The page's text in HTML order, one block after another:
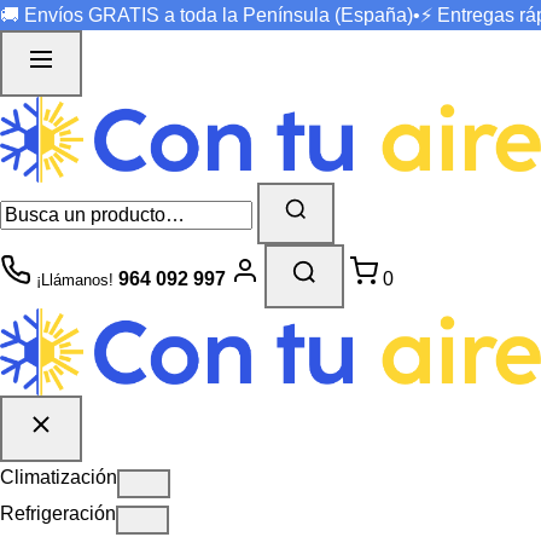
🚚 Envíos GRATIS a toda la Península (España)•⚡ Entregas
¡Llámanos! 964 092 997 0
Climatización
Refrigeración